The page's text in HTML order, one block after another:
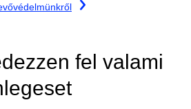
fel valami